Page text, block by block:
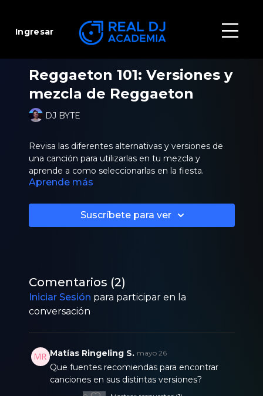
Ingresar
Reggaeton 101: Versiones y
mezcla de Reggaeton
DJ BYTE
Revisa las diferentes alternativas y versiones de
una canción para utilizarlas en tu mezcla y
aprende a como seleccionarlas en la fiesta.
Aprende más
Suscríbete para ver
Comentarios (2)
Iniciar Sesión para participar en la
conversación
Matías Ringeling S. mayo 26
Que fuentes recomiendas para encontrar
canciones en sus distintas versiones?